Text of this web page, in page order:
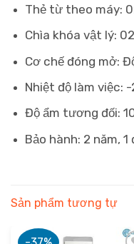
Thẻ từ theo máy:
Chìa khóa vật lý: 02
Cơ chế đóng mở:
Nhiệt độ làm việc: -
Độ ẩm tương đối:
Bảo hành: 2 năm,
Sản phẩm tương tự